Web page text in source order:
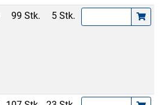
99 Stk. 5 Stk.